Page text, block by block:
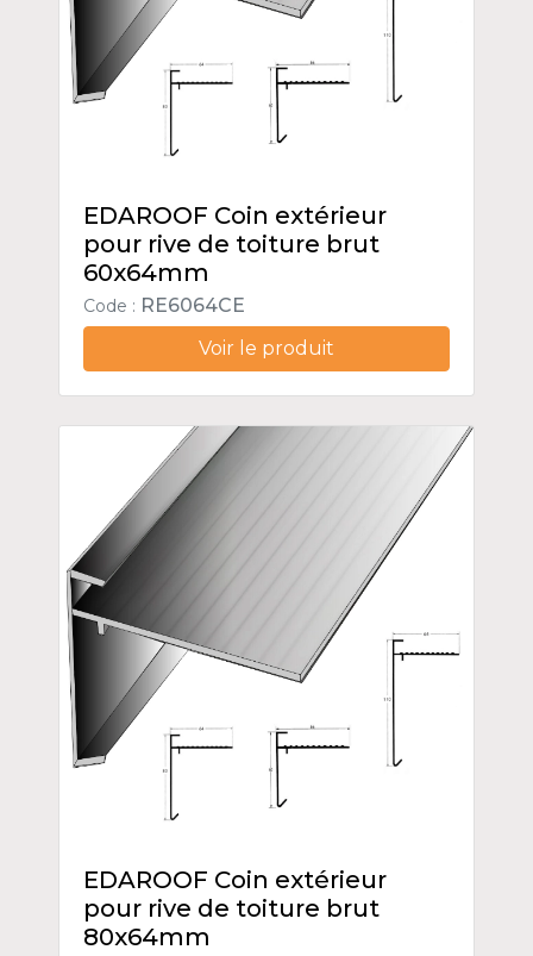
EDAROOF Coin extérieur
pour rive de toiture brut
60x64mm
Code : RE6064CE
Voir le produit
EDAROOF Coin extérieur
pour rive de toiture brut
80x64mm